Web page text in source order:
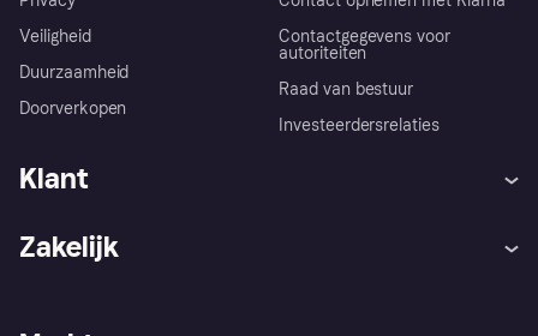
Veiligheid
Duurzaamheid
Doorverkopen
Contactgegevens voor
autoriteiten
Raad van bestuur
Investeerdersrelaties
Klant
Zakelijk